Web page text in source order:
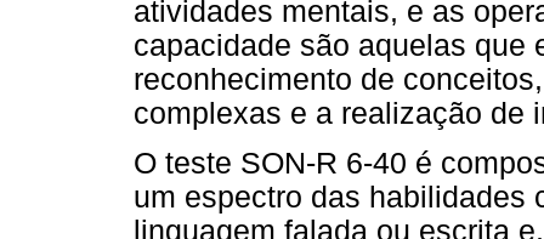
atividades mentais, e as
capacidade são aquelas que
reconhecimento de
complexas e a realização de
O teste SON-R 6-40 é
um espectro das habilidades
linguagem falada ou escrita